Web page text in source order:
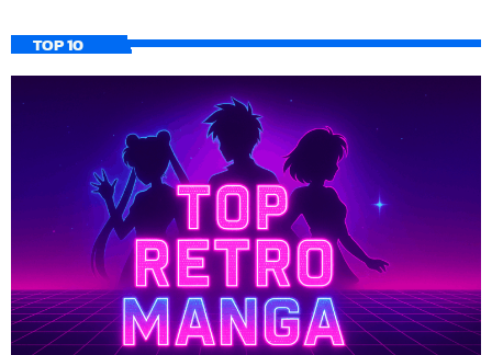
TOP 10